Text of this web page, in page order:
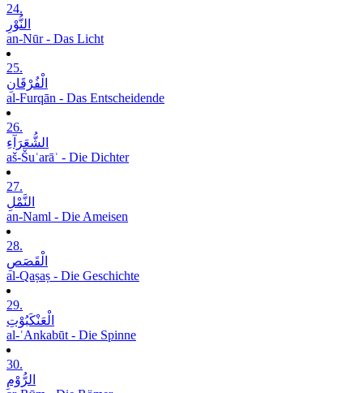
24.
النُّوْرِ
an-Nūr - Das Licht
25.
الْفُرْقَانِ
al-Furqān - Das Entscheidende
26.
الشُّعَرَآءِ
aš-Šuʿarāʾ - Die Dichter
27.
النَّمْلِ
an-Naml - Die Ameisen
28.
الْقَصَصِ
al-Qaṣaṣ - Die Geschichte
29.
الْعَنْکَبُوْتِ
al-ʿAnkabūt - Die Spinne
30.
الرُّوْمِ